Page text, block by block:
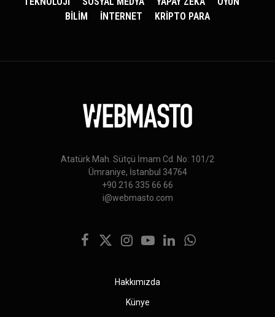
BİLİM
İNTERNET KRİPTO PARA
Atatürk Mah. Sütçü İmam Cd. No: 101/2
Ümraniye, İstanbul 34764
+90 216 335 66 66
i@webmasto.com
Facebook
X
Instagram
YouTubeLinkedInWhatsApp
Hakkımızda
Künye